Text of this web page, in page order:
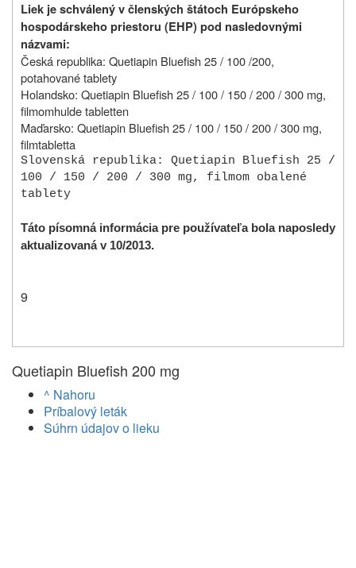
Liek je schválený v členských štátoch Európskeho
hospodárskeho priestoru (EHP) pod nasledovnými
názvami:
Česká republika: Quetiapin Bluefish 25 / 100 /200,
potahované tablety
Holandsko: Quetiapin Bluefish 25 / 100 / 150 / 200 / 300 mg,
filmomhulde tabletten
Maďarsko: Quetiapin Bluefish 25 / 100 / 150 / 200 / 300 mg,
filmtabletta
Slovenská republika: Quetiapin Bluefish 25 /
100 / 150 / 200 / 300 mg, filmom obalené
tablety
Táto písomná informácia pre používateľa bola naposledy
aktualizovaná v 10/2013.
9
Quetiapin Bluefish 200 mg
^ Nahoru
Príbalový leták
Súhrn údajov o lieku